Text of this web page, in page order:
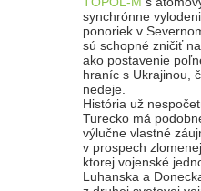
synchrónne
ponoriek v
sú schopné zničiť
ako postavenie
hraníc s Ukrajinou,
nedeje.
História už
Turecko má
výlučne vlastné
v prospech
ktorej vojenské
Luhanska a